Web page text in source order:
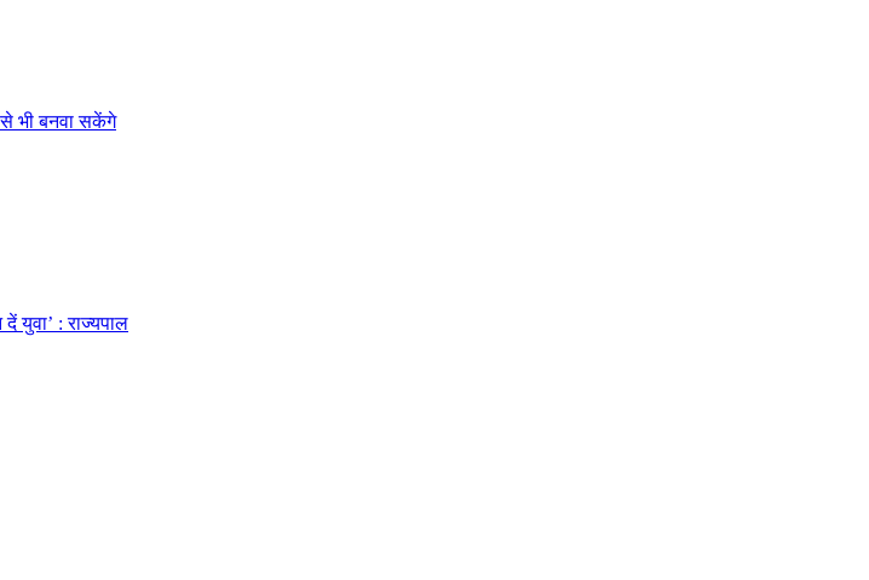
भी बनवा सकेंगे
दें युवा’ : राज्यपाल